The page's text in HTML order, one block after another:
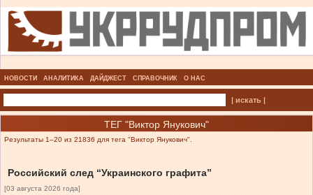
НОВОСТИ АНАЛИТИКА ДАЙДЖЕСТ СПРАВОЧНИК О НАС
| искать |
ТЕГ "Виктор Янукович"
Результаты 1–20 из 21836 для тега "Виктор Янукович".
Российский след “Украинского графита”
[03 августа 2026 года]